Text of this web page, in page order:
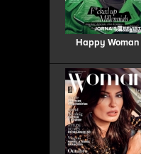
Happy Woman